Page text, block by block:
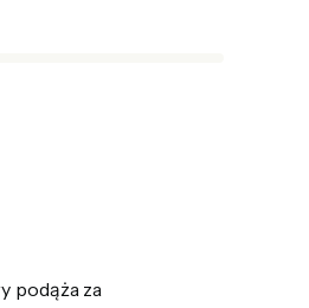
podąża za